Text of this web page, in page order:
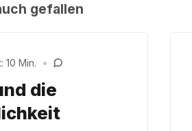
gefallen
10 Min. •
die